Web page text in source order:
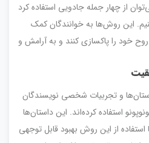
از چهار جمله جادویی استفاده کرد
این روش‌ها به خوانندگان کمک
خود را پاکسازی کنند و به آرامش و
و تجربیات شخصی نویسندگان
استفاده کرده‌اند. این داستان‌ها
از این روش بهبود قابل توجهی